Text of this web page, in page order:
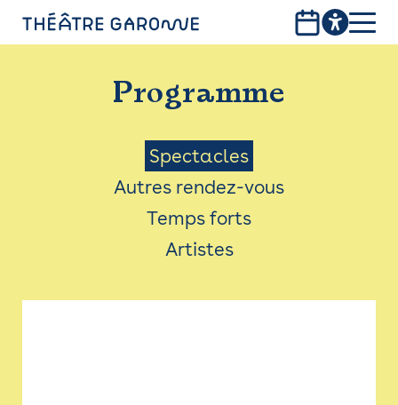
PROGRAMME
INFOS PRATIQUES
AVEC LES PUBLICS
ACCESSIBILITÉ
LES PRODUCTIONS
Programme
Menu
Saison
Spectacles
Autres rendez-vous
Temps forts
Artistes